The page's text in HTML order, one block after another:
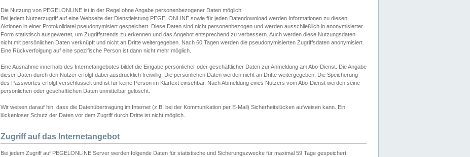
Die Nutzung von PEGELONLINE ist in der Regel ohne Angabe personenbezogener Daten möglich.
Bei jedem Nutzerzugriff auf eine Webseite der Dienstleistung PEGELONLINE sowie für jeden Datendownload werden Informationen zu diesen
Aktionen in einer Protokolldatei pseudonymisiert gespeichert. Diese Daten sind nicht personenbezogen und werden ausschließlich in anonymisierter
Form statistisch ausgewertet, um Zugriffstrends zu erkennen und das Angebot entsprechend zu verbessern. Auch werden diese Nutzungsdaten
nicht mit persönlichen Daten verknüpft und nicht an Dritte weitergegeben. Nach 60 Tagen werden die pseudonymisierten Zugriffsdaten anonymisiert.
Eine Rückverfolgung auf eine spezifische Person ist dann nicht mehr möglich.
Eine Ausnahme innerhalb des Internetangebotes bildet die Eingabe persönlicher oder geschäftlicher Daten zur Anmeldung am Abo-Dienst. Die Angabe
dieser Daten durch den Nutzer erfolgt dabei ausdrücklich freiwillig. Die persönlichen Daten werden nicht an Dritte weitergegeben. Die Speicherung
des Passwortes erfolgt verschlüsselt und ist für keine Person im Klartext einsehbar. Nach Abmeldung eines Nutzers vom Abo-Dienst werden seine
persönlichen oder geschäftlichen Daten unmittelbar gelöscht.
Wir weisen darauf hin, dass die Datenübertragung im Internet (z.B. bei der Kommunikation per E-Mail) Sicherheitslücken aufweisen kann. Ein
lückenloser Schutz der Daten vor dem Zugriff durch Dritte ist nicht möglich.
Zugriff auf das Internetangebot
Bei jedem Zugriff auf PEGELONLINE Server werden folgende Daten für statistische und Sicherungszwecke für maximal 59 Tage gespeichert: